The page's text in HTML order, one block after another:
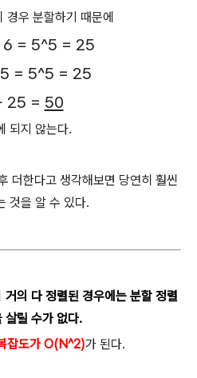
경우 분할하기 때문에
6 = 5^5 = 25
= 5^5 = 25
25 = 50
되지 않는다.
더한다고 생각해보면 당연히 훨씬
것을 알 수 있다.
거의 다 정렬된 경우에는 분할 정렬
살릴 수가 없다.
잡도가 O(N^2)가 된다.